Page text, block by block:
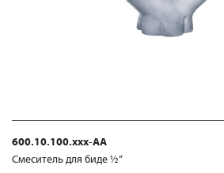
600.10.100.xxx-AA
Смеситель для биде ½“